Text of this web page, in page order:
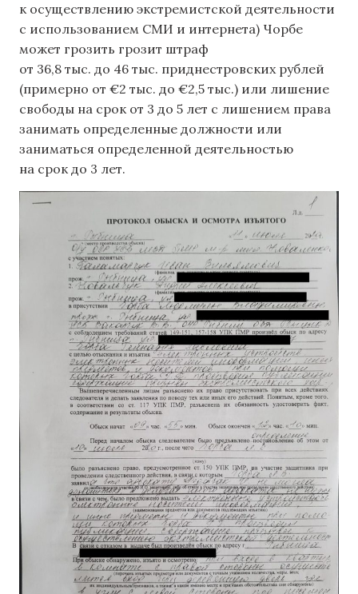
к осуществлению экстремистской деятельности
с использованием СМИ и интернета) Чорбе
может грозить грозит штраф
от 36,8 тыс. до 46 тыс. приднестровских рублей
(примерно от €2 тыс. до €2,5 тыс.) или лишение
свободы на срок от 3 до 5 лет с лишением права
занимать определенные должности или
заниматься определенной деятельностью
на срок до 3 лет.